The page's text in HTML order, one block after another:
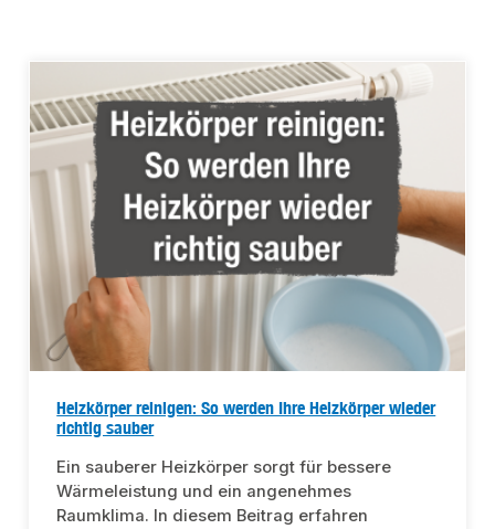
Heizkörper reinigen: So werden Ihre Heizkörper wieder
richtig sauber
Ein sauberer Heizkörper sorgt für bessere
Wärmeleistung und ein angenehmes
Raumklima. In diesem Beitrag erfahren